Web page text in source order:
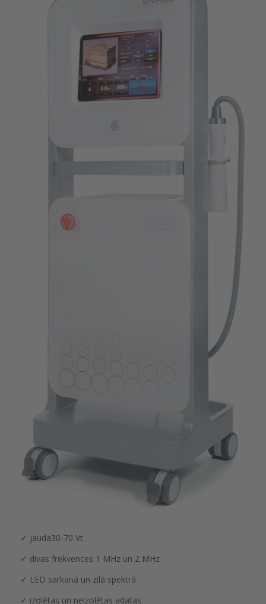
✓ jauda30-70 Vt
✓ divas frekvences 1 MHz un 2 MHz
✓ LED sarkanā un zilā spektrā
✓ izolētas un neizolētas adatas